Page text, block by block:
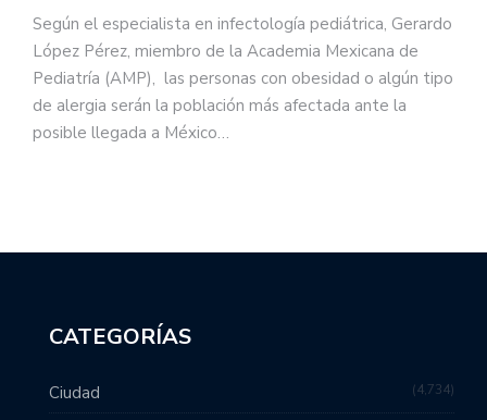
Según el especialista en infectología pediátrica, Gerardo
López Pérez, miembro de la Academia Mexicana de
Pediatría (AMP), las personas con obesidad o algún tipo
de alergia serán la población más afectada ante la
posible llegada a México…
CATEGORÍAS
Ciudad 4,734